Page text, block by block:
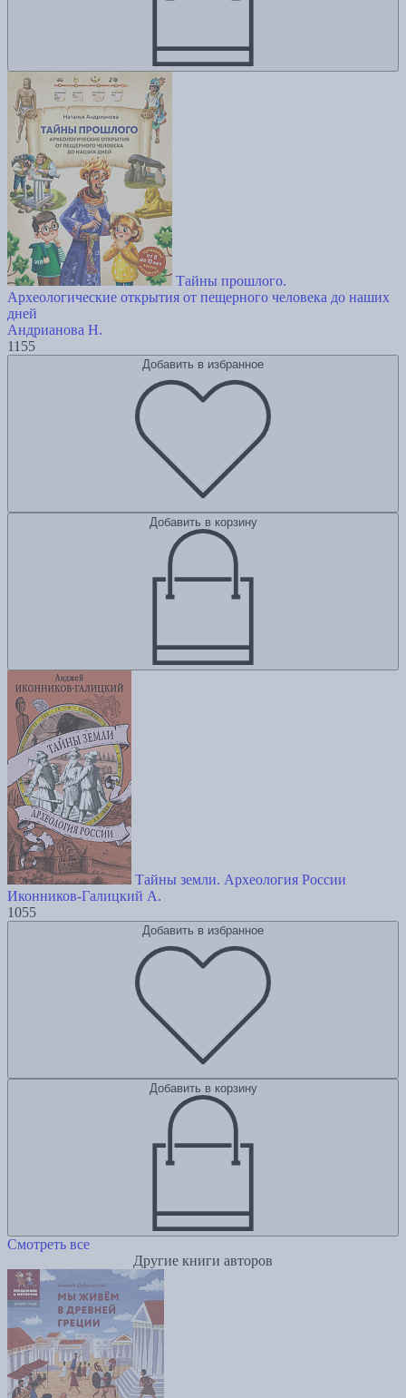
Тайны прошлого.
Археологические открытия от пещерного человека до наших
дней
Андрианова Н.
1155
Добавить в избранное
Добавить в корзину
Тайны земли. Археология России
Иконников-Галицкий А.
1055
Добавить в избранное
Добавить в корзину
Смотреть все
Другие книги авторов